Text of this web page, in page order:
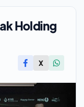
Holding
X